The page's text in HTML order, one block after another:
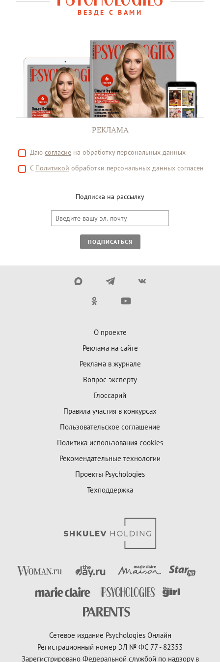
ВЕЗДЕ С ВАМИ
РЕКЛАМА
Даю согласие на обработку персональных данных
С Политикой обработки персональных данных согласен
Подписка на рассылку
ПОДПИСАТЬСЯ
О проекте
Реклама на сайте
Реклама в журнале
Вопрос эксперту
Глоссарий
Правила участия в конкурсах
Пользовательское соглашение
Политика использования cookies
Рекомендательные технологии
Проекты Psychologies
Техподдержка
Сетевое издание Psychologies Онлайн
Регистрационный номер ЭЛ № ФС 77 - 82353
Зарегистрировано Федеральной службой по надзору в